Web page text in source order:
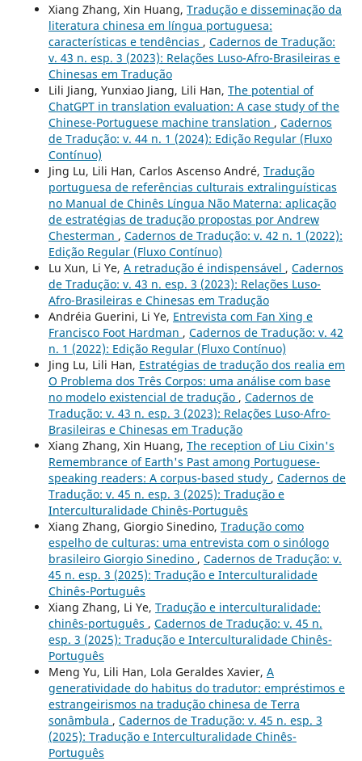
Xiang Zhang, Xin Huang, Tradução e disseminação da
literatura chinesa em língua portuguesa:
características e tendências , Cadernos de Tradução:
v. 43 n. esp. 3 (2023): Relações Luso-Afro-Brasileiras e
Chinesas em Tradução
Lili Jiang, Yunxiao Jiang, Lili Han, The potential of
ChatGPT in translation evaluation: A case study of the
Chinese-Portuguese machine translation , Cadernos
de Tradução: v. 44 n. 1 (2024): Edição Regular (Fluxo
Contínuo)
Jing Lu, Lili Han, Carlos Ascenso André, Tradução
portuguesa de referências culturais extralinguísticas
no Manual de Chinês Língua Não Materna: aplicação
de estratégias de tradução propostas por Andrew
Chesterman , Cadernos de Tradução: v. 42 n. 1 (2022):
Edição Regular (Fluxo Contínuo)
Lu Xun, Li Ye, A retradução é indispensável , Cadernos
de Tradução: v. 43 n. esp. 3 (2023): Relações Luso-
Afro-Brasileiras e Chinesas em Tradução
Andréia Guerini, Li Ye, Entrevista com Fan Xing e
Francisco Foot Hardman , Cadernos de Tradução: v. 42
n. 1 (2022): Edição Regular (Fluxo Contínuo)
Jing Lu, Lili Han, Estratégias de tradução dos realia em
O Problema dos Três Corpos: uma análise com base
no modelo existencial de tradução , Cadernos de
Tradução: v. 43 n. esp. 3 (2023): Relações Luso-Afro-
Brasileiras e Chinesas em Tradução
Xiang Zhang, Xin Huang, The reception of Liu Cixin's
Remembrance of Earth's Past among Portuguese-
speaking readers: A corpus-based study , Cadernos de
Tradução: v. 45 n. esp. 3 (2025): Tradução e
Interculturalidade Chinês-Português
Xiang Zhang, Giorgio Sinedino, Tradução como
espelho de culturas: uma entrevista com o sinólogo
brasileiro Giorgio Sinedino , Cadernos de Tradução: v.
45 n. esp. 3 (2025): Tradução e Interculturalidade
Chinês-Português
Xiang Zhang, Li Ye, Tradução e interculturalidade:
chinês-português , Cadernos de Tradução: v. 45 n.
esp. 3 (2025): Tradução e Interculturalidade Chinês-
Português
Meng Yu, Lili Han, Lola Geraldes Xavier, A
generatividade do habitus do tradutor: empréstimos e
estrangeirismos na tradução chinesa de Terra
sonâmbula , Cadernos de Tradução: v. 45 n. esp. 3
(2025): Tradução e Interculturalidade Chinês-
Português